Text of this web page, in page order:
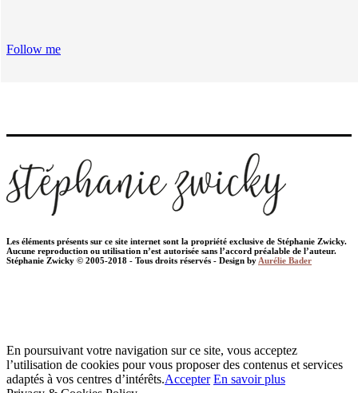
Follow me
Les éléments présents sur ce site internet sont la propriété exclusive de Stéphanie Zwicky.
Aucune reproduction ou utilisation n’est autorisée sans l’accord préalable de l’auteur.
Stéphanie Zwicky © 2005-2018 - Tous droits réservés - Design by Aurélie Bader
En poursuivant votre navigation sur ce site, vous acceptez
l’utilisation de cookies pour vous proposer des contenus et services
adaptés à vos centres d’intérêts.Accepter En savoir plus